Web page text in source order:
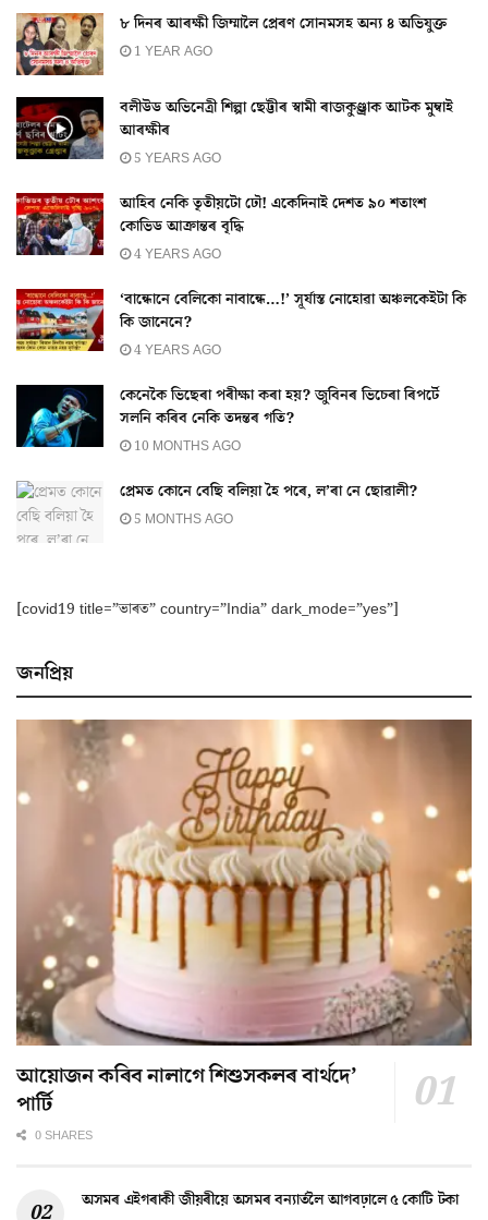
৮ দিনৰ আৰক্ষী জিম্মালৈ প্ৰেৰণ সোনমসহ অন্য ৪ অভিযুক্ত
1 YEAR AGO
বলীউড অভিনেত্ৰী শিল্পা ছেট্টীৰ স্বামী ৰাজকুণ্ড্ৰাক আটক মুম্বাই
আৰক্ষীৰ
5 YEARS AGO
আহিব নেকি তৃতীয়টো ঢৌ! একেদিনাই দেশত ৯০ শতাংশ
কোভিড আক্ৰান্তৰ বৃদ্ধি
4 YEARS AGO
‘বান্ধোনে বেলিকো নাবান্ধে…!’ সূৰ্যাস্ত নোহোৱা অঞ্চলকেইটা কি
কি জানেনে?
4 YEARS AGO
কেনেকৈ ভিছেৰা পৰীক্ষা কৰা হয়? জুবিনৰ ভিচেৰা ৰিপৰ্টে
সলনি কৰিব নেকি তদন্তৰ গতি?
10 MONTHS AGO
প্ৰেমত কোনে বেছি বলিয়া হৈ পৰে, ল’ৰা নে ছোৱালী?
5 MONTHS AGO
[covid19 title=”ভাৰত” country=”India” dark_mode=”yes”]
জনপ্ৰিয়
আয়োজন কৰিব নালাগে শিশুসকলৰ বাৰ্থদে’
পাৰ্টি
0 SHARES
অসমৰ এইগৰাকী জীয়ৰীয়ে অসমৰ বন্যাৰ্তলৈ আগবঢ়ালে ৫ কোটি টকা